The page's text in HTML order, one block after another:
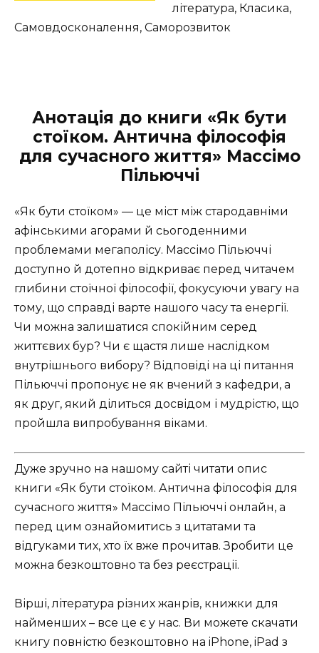
література, Класика,
Самовдосконалення, Саморозвиток
Анотація до книги «Як бути
стоїком. Антична філософія
для сучасного життя» Массімо
Пільюччі
«Як бути стоїком» — це міст між стародавніми
афінськими агорами й сьогоденними
проблемами мегаполісу. Массімо Пільюччі
доступно й дотепно відкриває перед читачем
глибини стоїчної філософії, фокусуючи увагу на
тому, що справді варте нашого часу та енергії.
Чи можна залишатися спокійним серед
життєвих бур? Чи є щастя лише наслідком
внутрішнього вибору? Відповіді на ці питання
Пільюччі пропонує не як вчений з кафедри, а
як друг, який ділиться досвідом і мудрістю, що
пройшла випробування віками.
Дуже зручно на нашому сайті читати опис
книги «Як бути стоїком. Антична філософія для
сучасного життя» Массімо Пільюччі онлайн, а
перед цим ознайомитись з цитатами та
відгуками тих, хто їх вже прочитав. Зробити це
можна безкоштовно та без реєстрації.
Вірші, література різних жанрів, книжки для
найменших – все це є у нас. Ви можете скачати
книгу повністю безкоштовно на iPhone, iPad з